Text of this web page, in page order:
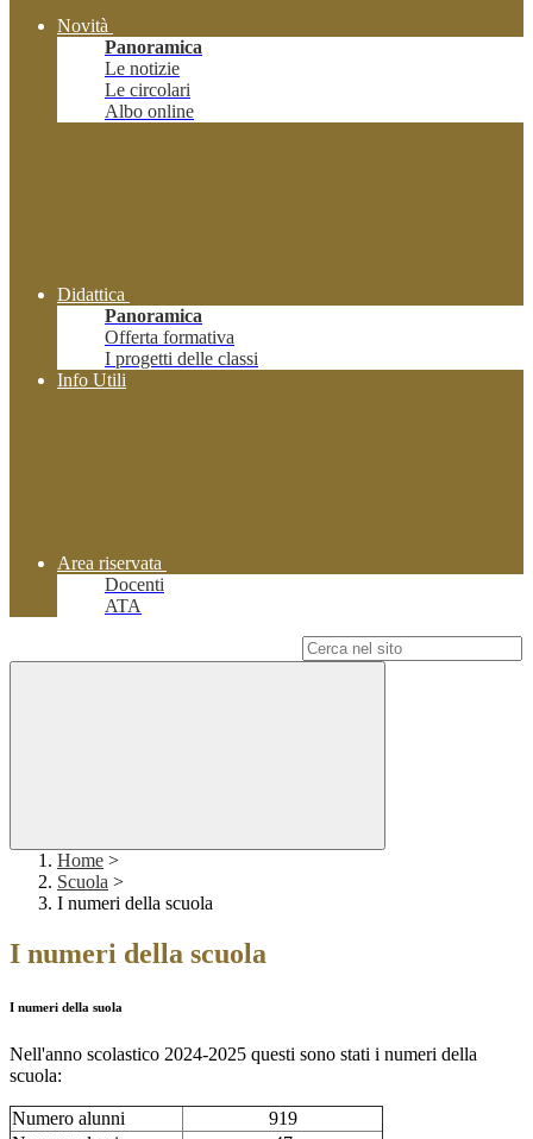
Novità
Panoramica
Le notizie
Le circolari
Albo online
Didattica
Panoramica
Offerta formativa
I progetti delle classi
Info Utili
Area riservata
Docenti
ATA
Home >
Scuola >
I numeri della scuola
I numeri della scuola
I numeri della suola
Nell'anno scolastico 2024-2025 questi sono stati i numeri della
scuola:
Numero alunni
919